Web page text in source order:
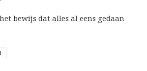
bewijs dat alles al eens gedaan